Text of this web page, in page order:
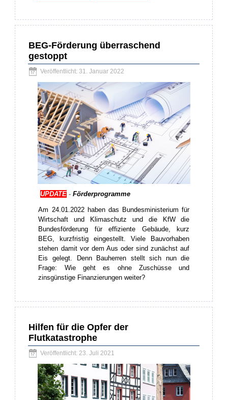
BEG-Förderung überraschend
gestoppt
Veröffentlicht: 31. Januar 2022
UPDATE - Förderprogramme
Am 24.01.2022 haben das Bundesministerium für
Wirtschaft und Klimaschutz und die KfW die
Bundesförderung für effiziente Gebäude, kurz
BEG, kurzfristig eingestellt. Viele Bauvorhaben
stehen damit vor dem Aus oder sind zunächst auf
Eis gelegt. Denn Bauherren stellt sich nun die
Frage: Wie geht es ohne Zuschüsse und
zinsgünstige Finanzierungen weiter?
Hilfen für die Opfer der
Flutkatastrophe
Veröffentlicht: 23. Juli 2021